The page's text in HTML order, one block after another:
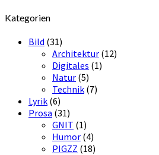
Kategorien
Bild (31)
Architektur (12)
Digitales (1)
Natur (5)
Technik (7)
Lyrik (6)
Prosa (31)
GNIT (1)
Humor (4)
PIGZZ (18)